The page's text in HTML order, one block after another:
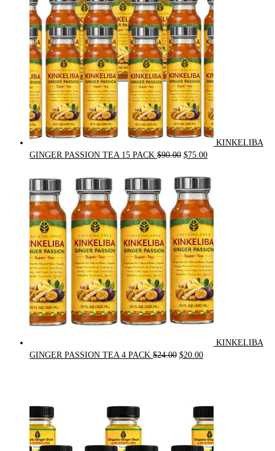
KINKELIBA
GINGER PASSION TEA 15 PACK $90.00 Original
was:
$90.00.
$75.00Current
is:
$75.00.
KINKELIBA
GINGER PASSION TEA 4 PACK $24.00 Original
$20.00Current